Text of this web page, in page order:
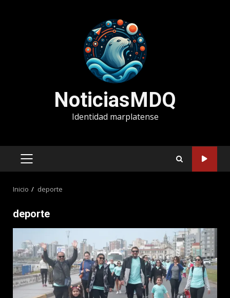
NoticiasMDQ
Identidad marplatense
MENÚ
Inicio deporte
deporte